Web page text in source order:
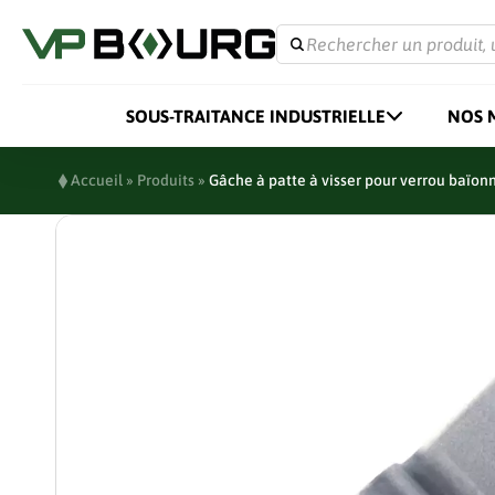
Rechercher un produit,
SOUS-TRAITANCE INDUSTRIELLE NOS
Accueil » Produits » Gâche à patte à visser pour verrou